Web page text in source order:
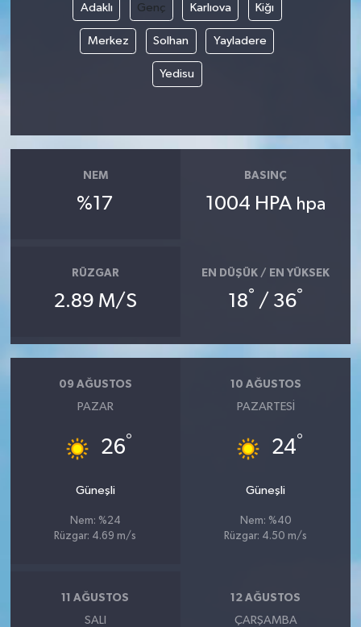
Adaklı Genç Karlıova Kiğı
Merkez Solhan Yayladere
Yedisu
NEM
%17
BASINÇ
1004 HPA hpa
RÜZGAR
2.89 M/S
EN DÜŞÜK / EN YÜKSEK
18° / 36°
09 AĞUSTOS
PAZAR
26°
Güneşli
Nem: %24
Rüzgar: 4.69 m/s
10 AĞUSTOS
PAZARTESI
24°
Güneşli
Nem: %40
Rüzgar: 4.50 m/s
11 AĞUSTOS
SALI
12 AĞUSTOS
ÇARŞAMBA